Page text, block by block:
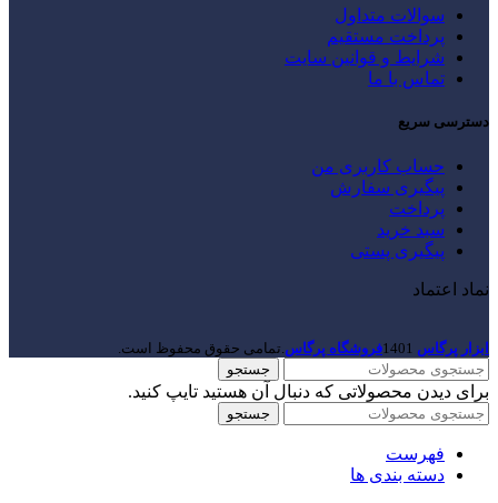
سوالات متداول
پرداخت مستقیم
شرایط و قوانین سایت
تماس با ما
دسترسی سریع
حساب کاربری من
پیگیری سفارش
پرداخت
سبد خرید
پیگیری پستی
نماد اعتماد
ابزار پرگاس 1401فروشگاه پرگاس.تمامی حقوق محفوظ است.
جستجو
برای دیدن محصولاتی که دنبال آن هستید تایپ کنید.
جستجو
فهرست
دسته بندی ها